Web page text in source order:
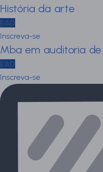
História da arte
EAD
Inscreva-se
Mba em auditoria
EAD
Inscreva-se